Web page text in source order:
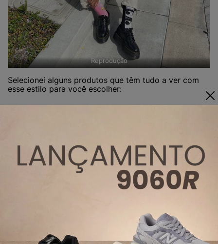
Reprodução
Selecionei alguns produtos que têm tudo a ver com
esse estilo para você escolher:
Tênis Vans Old
Skool Black
Melissa Royal
Preto 33914
PRODUTO